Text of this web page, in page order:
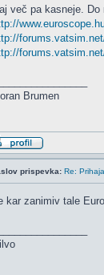
več pa kasneje. Do
Brumen
prispevka: Re:
kar zanimiv tale